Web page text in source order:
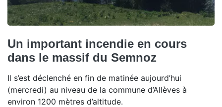
Un important incendie en cours
dans le massif du Semnoz
Il s’est déclenché en fin de matinée aujourd’hui
(mercredi) au niveau de la commune d’Allèves à
environ 1200 mètres d’altitude.